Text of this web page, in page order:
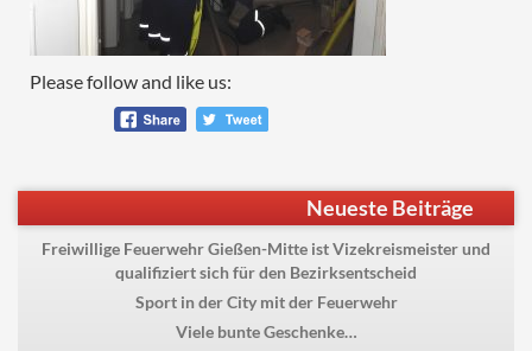
Please follow and like us:
Beitragsnavigation
Previous
Abschlussübung der
Jugendfeuerwehr
Neueste Beiträge
Freiwillige Feuerwehr Gießen-Mitte ist Vizekreismeister und
qualifiziert sich für den Bezirksentscheid
Sport in der City mit der Feuerwehr
Viele bunte Geschenke…